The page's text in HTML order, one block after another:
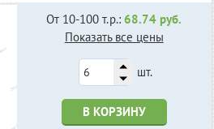
От 10-100 т.р.:68.74 руб.
Показать все цены
шт.
В КОРЗИНУ